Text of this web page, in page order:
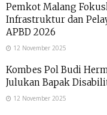
Pemkot Malang
Infrastruktur dan
APBD 2026
12 November 2025
Kombes Pol Budi
Julukan Bapak
12 November 2025